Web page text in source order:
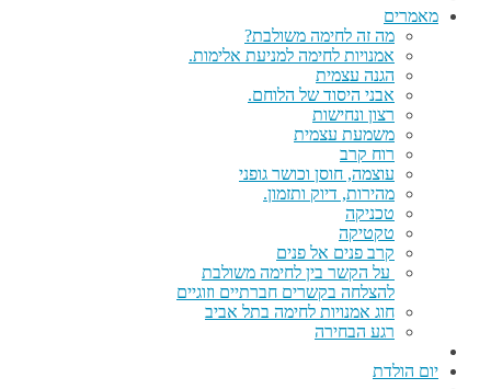
מאמרים
מה זה לחימה משולבת?
אמנויות לחימה למניעת אלימות.
הגנה עצמית
אבני היסוד של הלוחם.
רצון ונחישות
משמעת עצמית
רוח קרב
עוצמה, חוסן וכושר גופני
מהירות, דיוק ותזמון.
טכניקה
טקטיקה
קרב פנים אל פנים
על הקשר בין לחימה משולבת
להצלחה בקשרים חברתיים וזוגיים
חוג אמנויות לחימה בתל אביב
רגע הבחירה
יום הולדת